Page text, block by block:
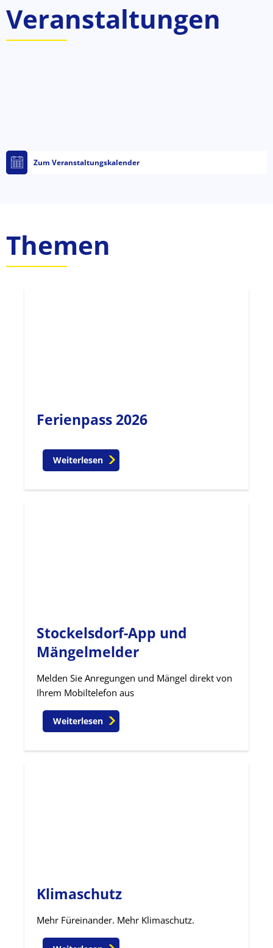
Veranstaltungen
Zum Veranstaltungskalender
Themen
Ferienpass 2026
Weiterlesen
Stockelsdorf-App und
Mängelmelder
Melden Sie Anregungen und Mängel direkt von
Ihrem Mobiltelefon aus
Weiterlesen
Klimaschutz
Mehr Füreinander. Mehr Klimaschutz.